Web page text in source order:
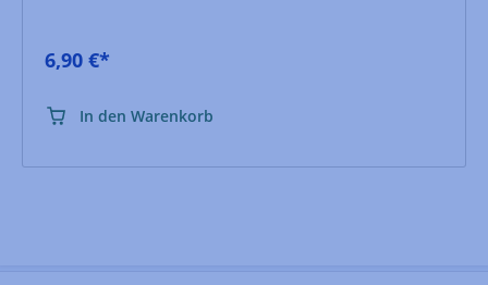
6,90 €*
In den Warenkorb